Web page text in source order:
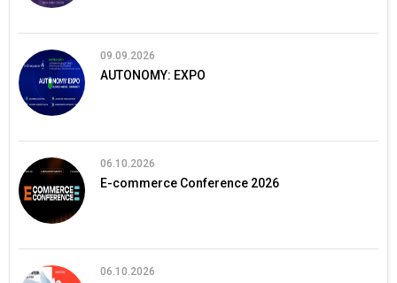
09.09.2026
AUTONOMY: EXPO
06.10.2026
E-commerce Conference 2026
06.10.2026